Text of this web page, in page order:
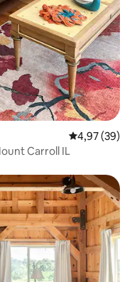
Gemiddelde
4,97 (39)
Carroll IL